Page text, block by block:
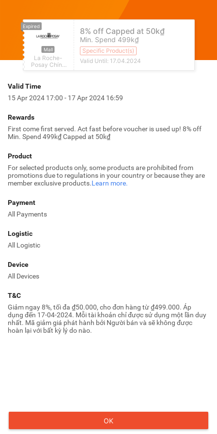
Mall
La Roche-
Posay Chính
8% off Capped at 50k₫
Min. Spend 499k₫
Specific Product(s)
Valid Until: 17.04.2024
Expired
Valid Time
15 Apr 2024 17:00 - 17 Apr 2024 16:59
Rewards
First come first served. Act fast before voucher is used up! 8% off
Min. Spend 499k₫ Capped at 50k₫
Product
For selected products only, some products are prohibited from
promotions due to regulations in your country or because they are
member exclusive products.Learn more.
Payment
All Payments
Logistic
All Logistic
Device
All Devices
T&C
Giảm ngay 8%, tối đa ₫50.000, cho đơn hàng từ ₫499.000. Áp
dụng đến 17-04-2024. Mỗi tài khoản chỉ được sử dụng một lần duy
nhất. Mã giảm giá phát hành bởi Người bán và sẽ không được
hoàn lại với bất kỳ lý do nào.
OK